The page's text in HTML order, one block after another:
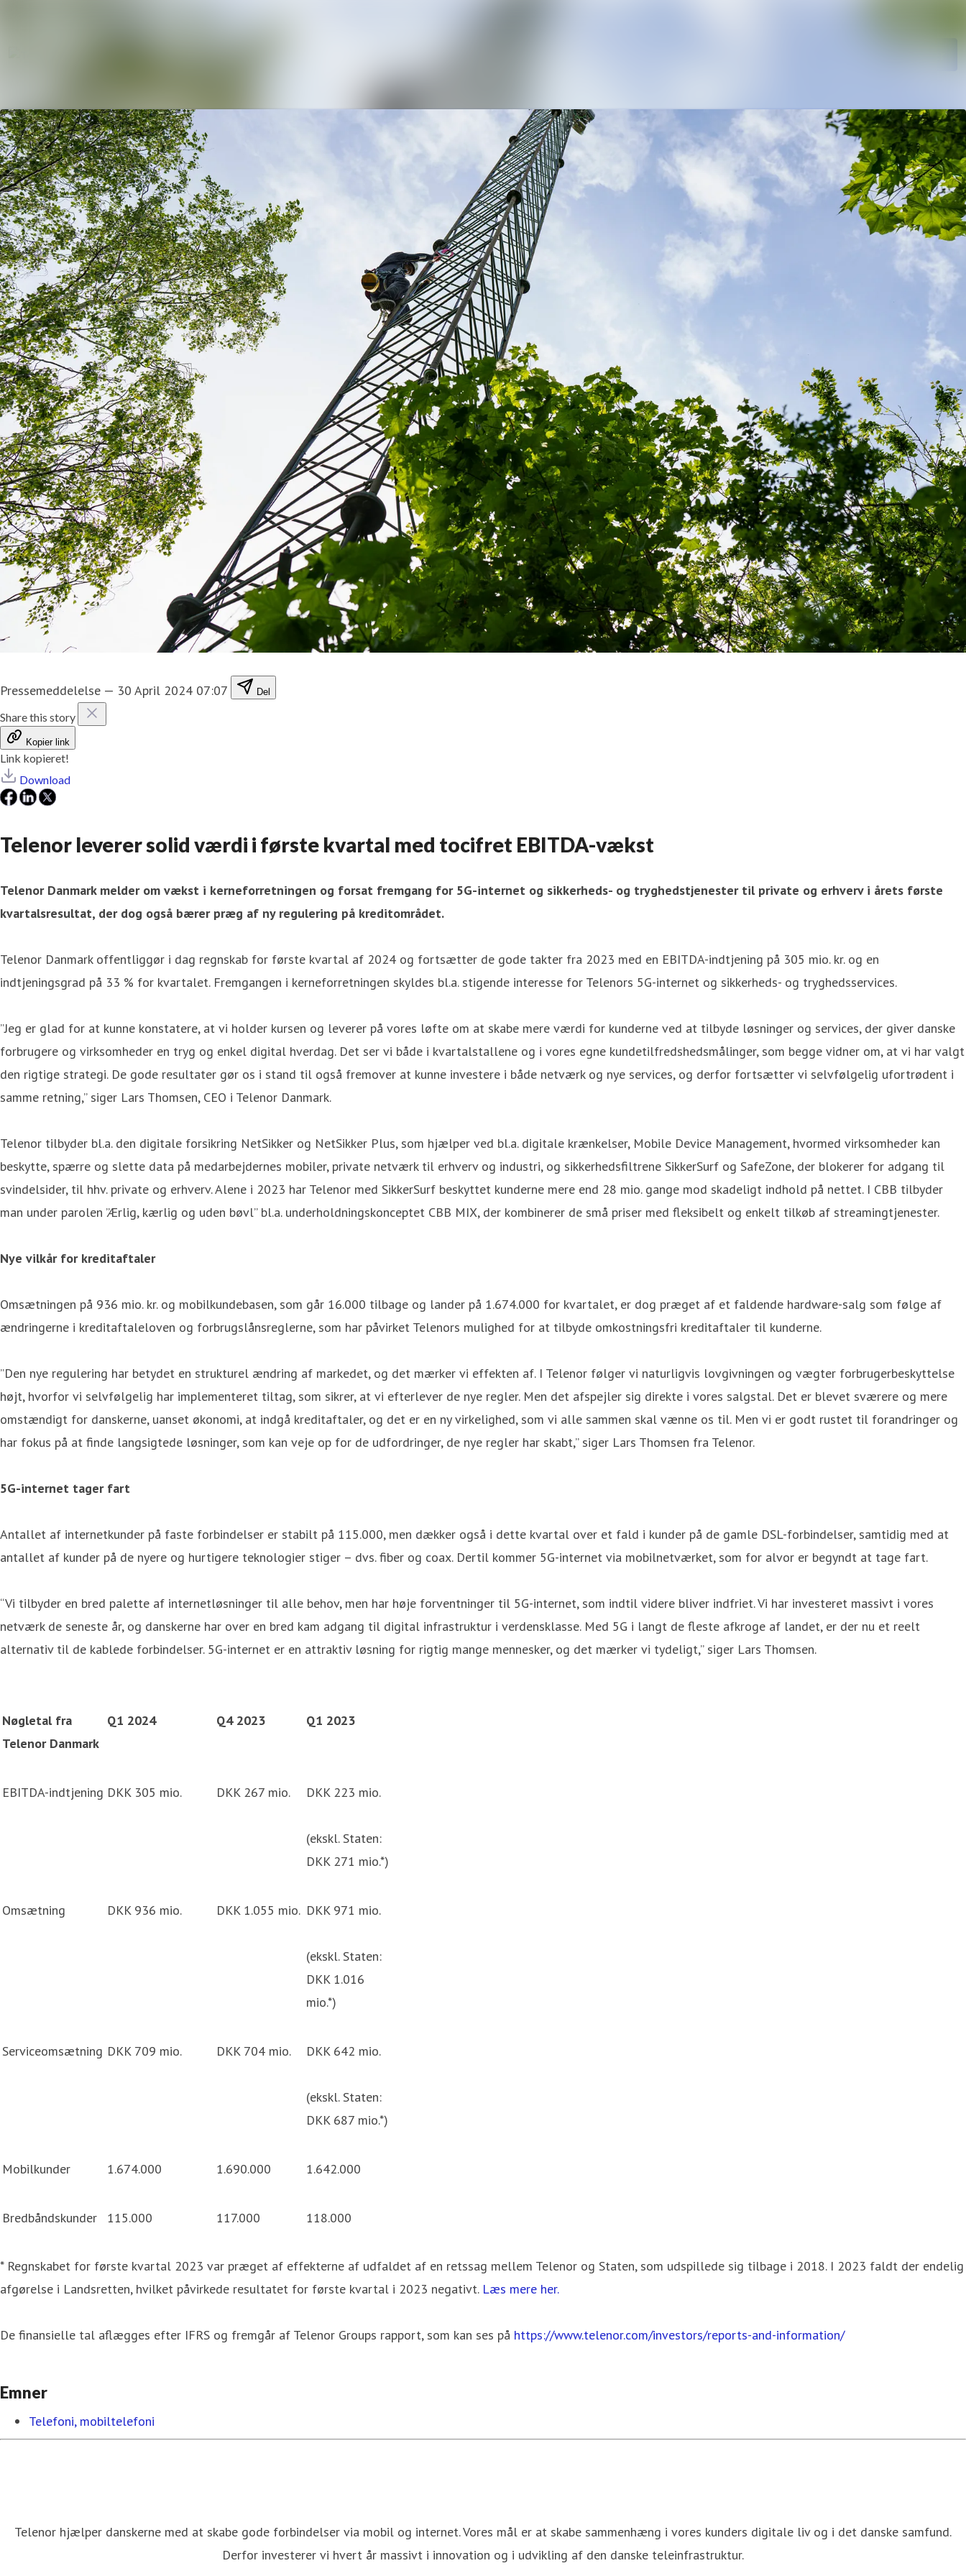
Pressemeddelelse — 30 April 2024 07:07 Del
Share this story
Kopier link
Link kopieret!
Download
Telenor leverer solid værdi i første kvartal med tocifret EBITDA-vækst
Telenor Danmark melder om vækst i kerneforretningen og forsat fremgang for 5G-internet og sikkerheds- og tryghedstjenester til private og erhverv i årets første
kvartalsresultat, der dog også bærer præg af ny regulering på kreditområdet.
Telenor Danmark offentliggør i dag regnskab for første kvartal af 2024 og fortsætter de gode takter fra 2023 med en EBITDA-indtjening på 305 mio. kr. og en
indtjeningsgrad på 33 % for kvartalet. Fremgangen i kerneforretningen skyldes bl.a. stigende interesse for Telenors 5G-internet og sikkerheds- og tryghedsservices.
”Jeg er glad for at kunne konstatere, at vi holder kursen og leverer på vores løfte om at skabe mere værdi for kunderne ved at tilbyde løsninger og services, der giver danske
forbrugere og virksomheder en tryg og enkel digital hverdag. Det ser vi både i kvartalstallene og i vores egne kundetilfredshedsmålinger, som begge vidner om, at vi har valgt
den rigtige strategi. De gode resultater gør os i stand til også fremover at kunne investere i både netværk og nye services, og derfor fortsætter vi selvfølgelig ufortrødent i
samme retning,” siger Lars Thomsen, CEO i Telenor Danmark.
Telenor tilbyder bl.a. den digitale forsikring NetSikker og NetSikker Plus, som hjælper ved bl.a. digitale krænkelser, Mobile Device Management, hvormed virksomheder kan
beskytte, spærre og slette data på medarbejdernes mobiler, private netværk til erhverv og industri, og sikkerhedsfiltrene SikkerSurf og SafeZone, der blokerer for adgang til
svindelsider, til hhv. private og erhverv. Alene i 2023 har Telenor med SikkerSurf beskyttet kunderne mere end 28 mio. gange mod skadeligt indhold på nettet. I CBB tilbyder
man under parolen ”Ærlig, kærlig og uden bøvl” bl.a. underholdningskonceptet CBB MIX, der kombinerer de små priser med fleksibelt og enkelt tilkøb af streamingtjenester.
Nye vilkår for kreditaftaler
Omsætningen på 936 mio. kr. og mobilkundebasen, som går 16.000 tilbage og lander på 1.674.000 for kvartalet, er dog præget af et faldende hardware-salg som følge af
ændringerne i kreditaftaleloven og forbrugslånsreglerne, som har påvirket Telenors mulighed for at tilbyde omkostningsfri kreditaftaler til kunderne.
”Den nye regulering har betydet en strukturel ændring af markedet, og det mærker vi effekten af. I Telenor følger vi naturligvis lovgivningen og vægter forbrugerbeskyttelse
højt, hvorfor vi selvfølgelig har implementeret tiltag, som sikrer, at vi efterlever de nye regler. Men det afspejler sig direkte i vores salgstal. Det er blevet sværere og mere
omstændigt for danskerne, uanset økonomi, at indgå kreditaftaler, og det er en ny virkelighed, som vi alle sammen skal vænne os til. Men vi er godt rustet til forandringer og
har fokus på at finde langsigtede løsninger, som kan veje op for de udfordringer, de nye regler har skabt,” siger Lars Thomsen fra Telenor.
5G-internet tager fart
Antallet af internetkunder på faste forbindelser er stabilt på 115.000, men dækker også i dette kvartal over et fald i kunder på de gamle DSL-forbindelser, samtidig med at
antallet af kunder på de nyere og hurtigere teknologier stiger – dvs. fiber og coax. Dertil kommer 5G-internet via mobilnetværket, som for alvor er begyndt at tage fart.
“Vi tilbyder en bred palette af internetløsninger til alle behov, men har høje forventninger til 5G-internet, som indtil videre bliver indfriet. Vi har investeret massivt i vores
netværk de seneste år, og danskerne har over en bred kam adgang til digital infrastruktur i verdensklasse. Med 5G i langt de fleste afkroge af landet, er der nu et reelt
alternativ til de kablede forbindelser. 5G-internet er en attraktiv løsning for rigtig mange mennesker, og det mærker vi tydeligt,” siger Lars Thomsen.
Nøgletal fra
Telenor Danmark
Q1 2024 Q4 2023 Q1 2023
EBITDA-indtjening DKK 305 mio. DKK 267 mio. DKK 223 mio.
(ekskl. Staten:
DKK 271 mio.*)
Omsætning DKK 936 mio. DKK 1.055 mio. DKK 971 mio.
(ekskl. Staten:
DKK 1.016
mio.*)
Serviceomsætning DKK 709 mio. DKK 704 mio. DKK 642 mio.
(ekskl. Staten:
DKK 687 mio.*)
Mobilkunder 1.674.000 1.690.000 1.642.000
Bredbåndskunder 115.000 117.000 118.000
* Regnskabet for første kvartal 2023 var præget af effekterne af udfaldet af en retssag mellem Telenor og Staten, som udspillede sig tilbage i 2018. I 2023 faldt der endelig
afgørelse i Landsretten, hvilket påvirkede resultatet for første kvartal i 2023 negativt. Læs mere her.
De finansielle tal aflægges efter IFRS og fremgår af Telenor Groups rapport, som kan ses på https://www.telenor.com/investors/reports-and-information/
Emner
Telefoni, mobiltelefoni
Telenor hjælper danskerne med at skabe gode forbindelser via mobil og internet. Vores mål er at skabe sammenhæng i vores kunders digitale liv og i det danske samfund.
Derfor investerer vi hvert år massivt i innovation og i udvikling af den danske teleinfrastruktur.